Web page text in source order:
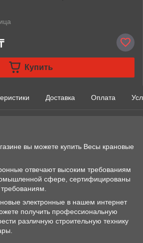
Купить
Доставка Оплата
вы можете купить Весы крановые
отвечают высоким требованиям
сфере, сертифицированы
электронные в нашем интернет
получить профессиональную
различную строительную технику